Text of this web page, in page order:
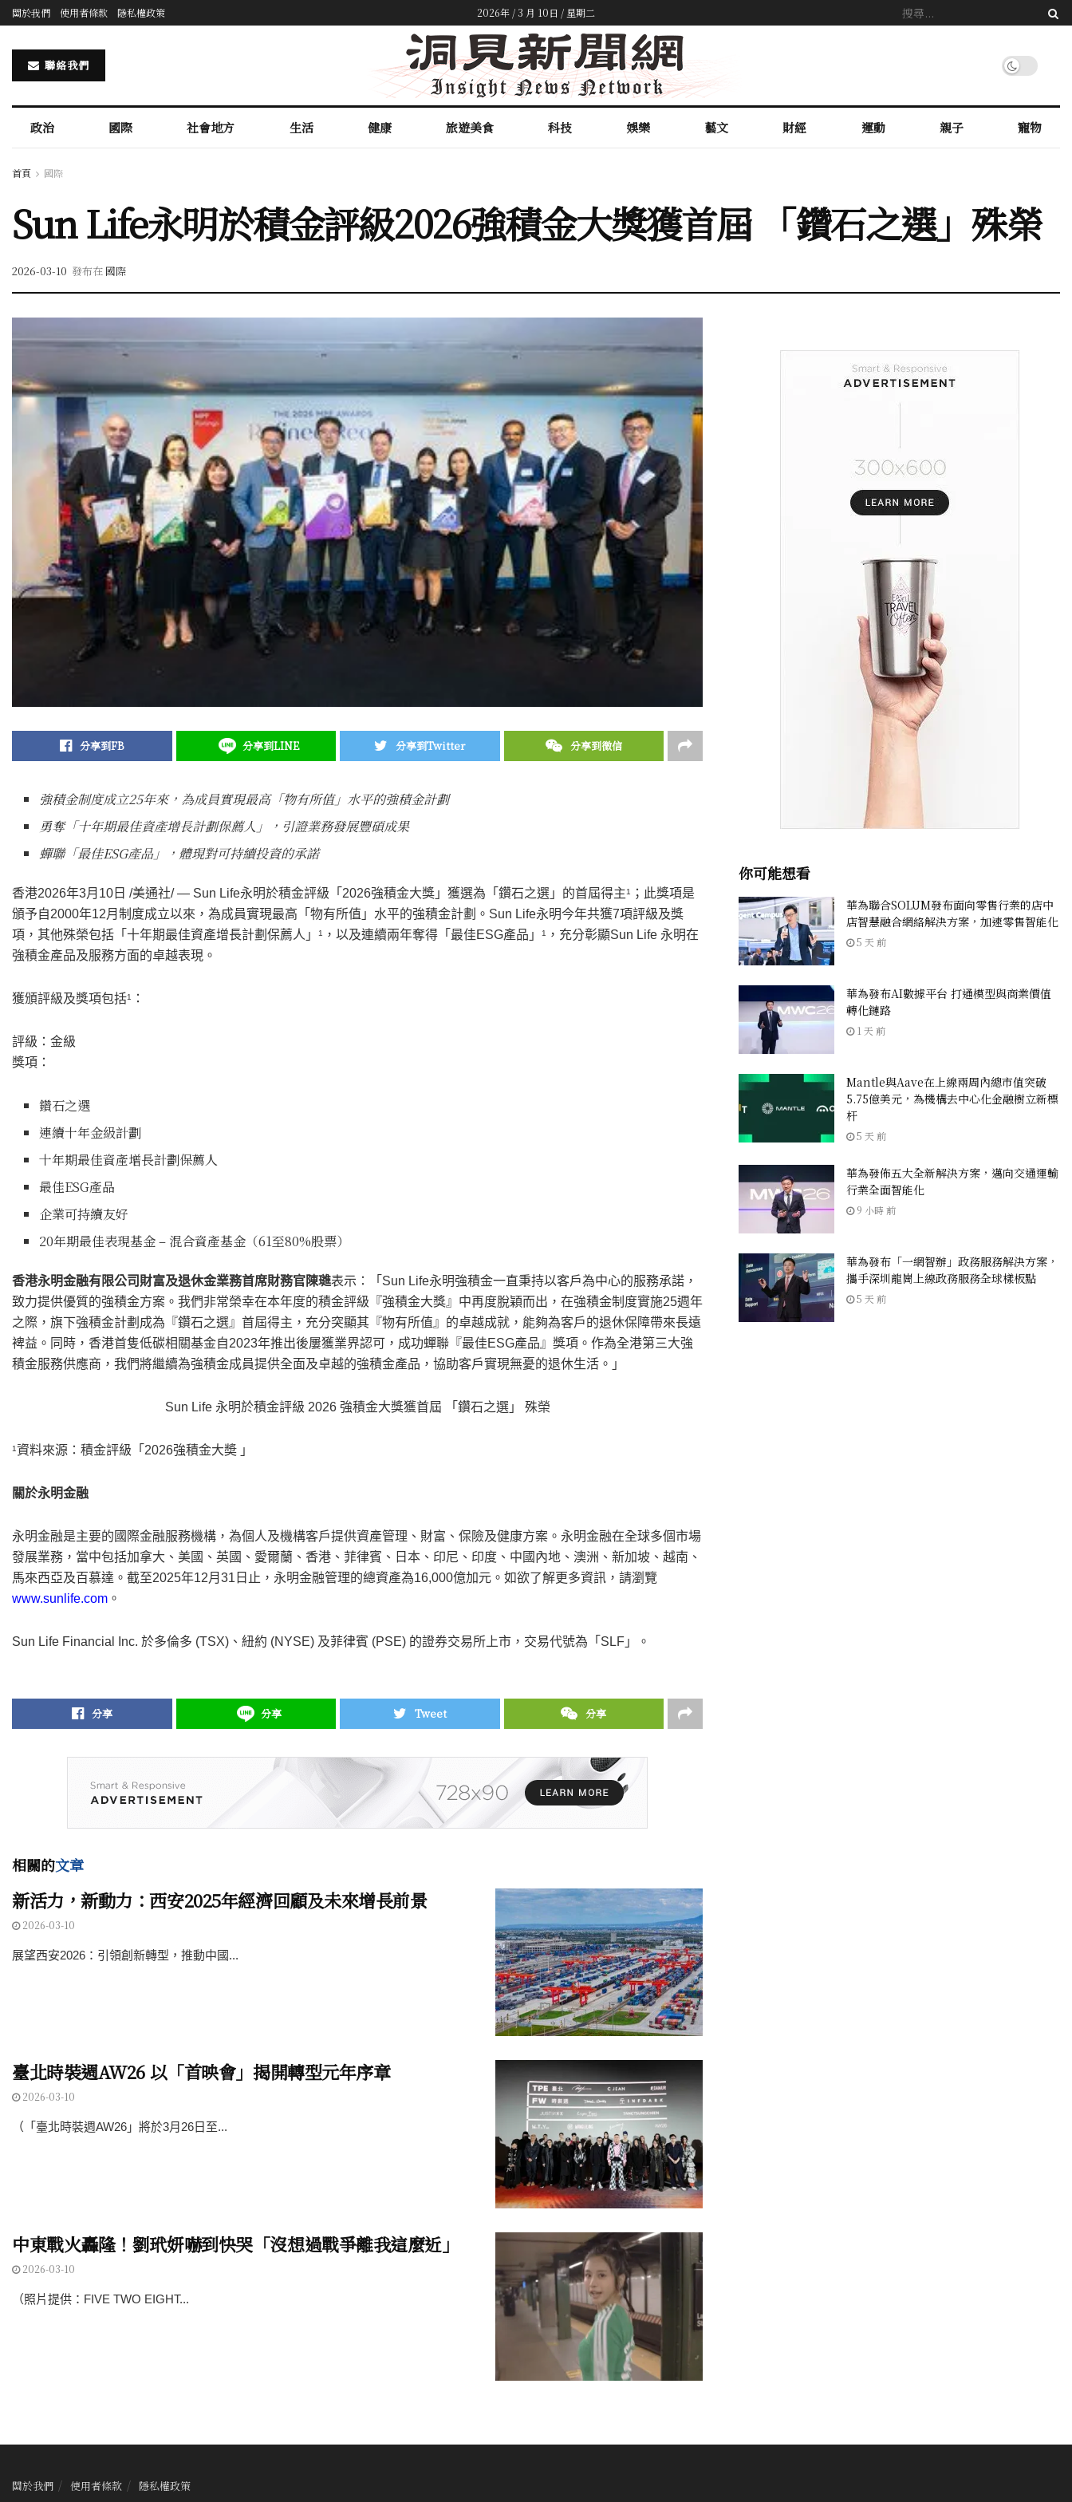
關於我們 使用者條款 隱私權政策 2026年 / 3 月 10日 / 星期二
聯絡我們
政治 國際 社會地方 生活 健康 旅遊美食 科技 娛樂 藝文 財經 運動 親子 寵物
首頁 國際
Sun Life永明於積金評級2026強積金大獎獲首屆 「鑽石之選」殊榮
2026-03-10 發布在 國際
分享到FB 分享到LINE 分享到Twitter 分享到微信
強積金制度成立25年來，為成員實現最高「物有所值」水平的強積金計劃
勇奪「十年期最佳資產增長計劃保薦人」，引證業務發展豐碩成果
蟬聯「最佳ESG產品」，體現對可持續投資的承諾
香港2026年3月10日 /美通社/ — Sun Life永明於積金評級「2026強積金大獎」獲選為「鑽石之選」的首屆得主1
；此獎項是
頒予自2000年12月制度成立以來，為成員實現最高「物有所值」水平的強積金計劃。Sun Life永明今年共獲7項評級及獎
項，其他殊榮包括「十年期最佳資產增長計劃保薦人」
1 ，以及連續兩年奪得「最佳ESG產品」 1
，充分彰顯Sun Life 永明在
強積金產品及服務方面的卓越表現。
獲頒評級及獎項包括1 ：
評級：金級
獎項：
鑽石之選
連續十年金級計劃
十年期最佳資產增長計劃保薦人
最佳ESG產品
企業可持續友好
20年期最佳表現基金 – 混合資產基金（61至80%股票）
香港永明金融有限公司財富及退休金業務首席財務官陳璡表示：「Sun Life永明強積金一直秉持以客戶為中心的服務承諾，
致力提供優質的強積金方案。我們非常榮幸在本年度的積金評級『強積金大獎』中再度脫穎而出，在強積金制度實施25週年
之際，旗下強積金計劃成為『鑽石之選』首屆得主，充分突顯其『物有所值』的卓越成就，能夠為客戶的退休保障帶來長遠
裨益。同時，香港首隻低碳相關基金自2023年推出後屢獲業界認可，成功蟬聯『最佳ESG產品』獎項。作為全港第三大強
積金服務供應商，我們將繼續為強積金成員提供全面及卓越的強積金產品，協助客戶實現無憂的退休生活。」
Sun Life 永明於積金評級 2026 強積金大獎獲首屆 「鑽石之選」 殊榮
1資料來源：積金評級「2026強積金大奬 」
關於永明金融
永明金融是主要的國際金融服務機構，為個人及機構客戶提供資產管理、財富、保險及健康方案。永明金融在全球多個市場
發展業務，當中包括加拿大、美國、英國、愛爾蘭、香港、菲律賓、日本、印尼、印度、中國 內地 、澳洲、新加坡、越南、
馬來西亞及百慕達。截至2025年12月31日止，永明金融管理的總資產為16,000億加元。如欲了解更多資訊，請瀏覽
www.sunlife.com 。
Sun Life Financial Inc. 於多倫多 (TSX)、紐約 (NYSE) 及菲律賓 (PSE) 的證券交易所上市，交易代號為「SLF」。
分享 分享 Tweet 分享
相關的文章
新活力，新動力：西安2025年經濟回顧及未來增長前景
2026-03-10
展望西安2026：引領創新轉型，推動中國...
臺北時裝週AW26 以「首映會」揭開轉型元年序章
2026-03-10
（「臺北時裝週AW26」將於3月26日至...
中東戰火轟隆！劉玳妍嚇到快哭「沒想過戰爭離我這麼近」
2026-03-10
（照片提供：FIVE TWO EIGHT...
你可能想看
華為聯合SOLUM發布面向零售行業的店中
店智慧融合網絡解決方案，加速零售智能化
5 天 前
華為發布AI數據平台 打通模型與商業價值
轉化鏈路
1 天 前
Mantle與Aave在上線兩周內總市值突破
5.75億美元，為機構去中心化金融樹立新標
杆
5 天 前
華為發佈五大全新解決方案，邁向交通運輸
行業全面智能化
9 小時 前
華為發布「一網智辦」政務服務解決方案，
攜手深圳龍崗上線政務服務全球樣板點
5 天 前
關於我們 使用者條款 隱私權政策